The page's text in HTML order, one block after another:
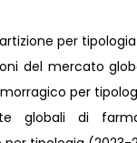
per
del mercato
per
globali di